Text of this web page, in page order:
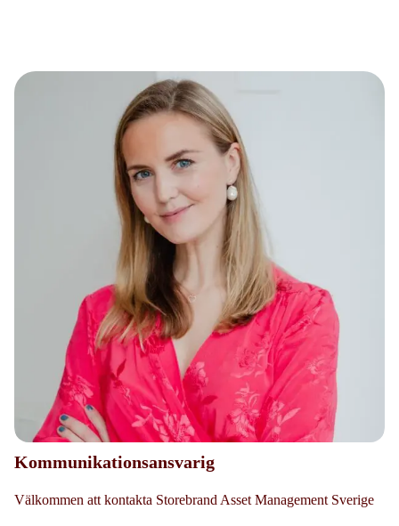
Kommunikationsansvarig
Välkommen att kontakta Storebrand Asset Management Sverige